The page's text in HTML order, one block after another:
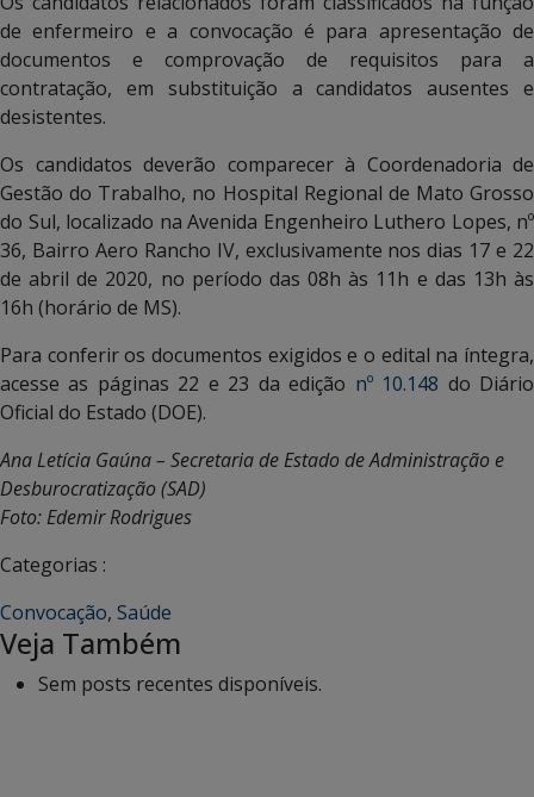
de enfermeiro e a convocação é para apresentação de
documentos e comprovação de requisitos para a
contratação, em substituição a candidatos ausentes e
desistentes.
Os candidatos deverão comparecer à Coordenadoria de
Gestão do Trabalho, no Hospital Regional de Mato Grosso
do Sul, localizado na Avenida Engenheiro Luthero Lopes, nº
36, Bairro Aero Rancho IV, exclusivamente nos dias 17 e 22
de abril de 2020, no período das 08h às 11h e das 13h às
16h (horário de MS).
Para conferir os documentos exigidos e o edital na íntegra,
acesse as páginas 22 e 23 da edição nº 10.148 do Diário
Oficial do Estado (DOE).
Ana Letícia Gaúna – Secretaria de Estado de Administração e
Desburocratização (SAD)
Foto: Edemir Rodrigues
Categorias :
Convocação, Saúde
Veja Também
Sem posts recentes disponíveis.